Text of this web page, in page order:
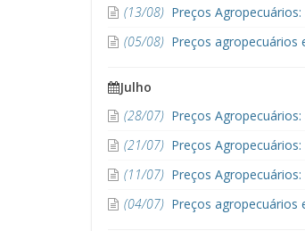
(13/08) Preços
(05/08) Preços agropecuários
Julho
(28/07) Preços
(21/07) Preços
(11/07) Preços
(04/07) Preços agropecuários